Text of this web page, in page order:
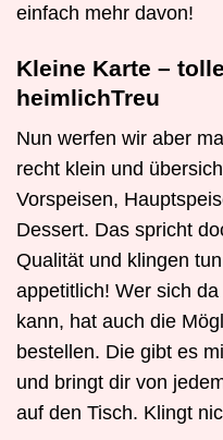
einfach mehr davon!
Kleine Karte –
heimlichTreu
Nun werfen wir aber
recht klein und
Vorspeisen,
Dessert. Das spricht
Qualität und klingen
appetitlich! Wer sich
kann, hat auch die
bestellen. Die gibt es
und bringt dir von
auf den Tisch. Klingt